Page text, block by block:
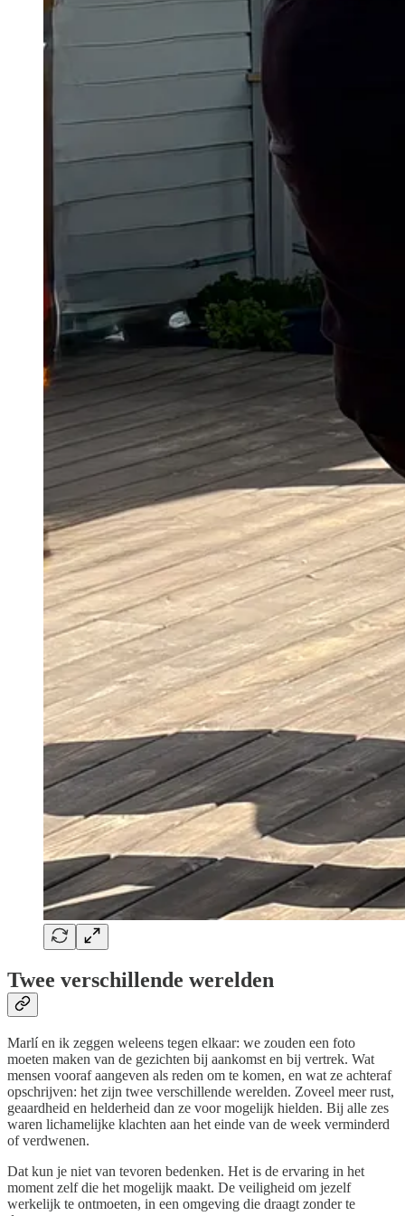
Twee verschillende werelden
Marlí en ik zeggen weleens tegen elkaar: we zouden een foto
moeten maken van de gezichten bij aankomst en bij vertrek. Wat
mensen vooraf aangeven als reden om te komen, en wat ze achteraf
opschrijven: het zijn twee verschillende werelden. Zoveel meer rust,
geaardheid en helderheid dan ze voor mogelijk hielden. Bij alle zes
waren lichamelijke klachten aan het einde van de week verminderd
of verdwenen.
Dat kun je niet van tevoren bedenken. Het is de ervaring in het
moment zelf die het mogelijk maakt. De veiligheid om jezelf
werkelijk te ontmoeten, in een omgeving die draagt zonder te